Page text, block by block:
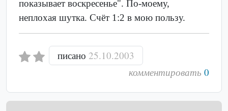
показывает воскресенье". По-моему,
неплохая шутка. Счёт 1:2 в мою пользу.
писано 25.10.2003
комментировать 0